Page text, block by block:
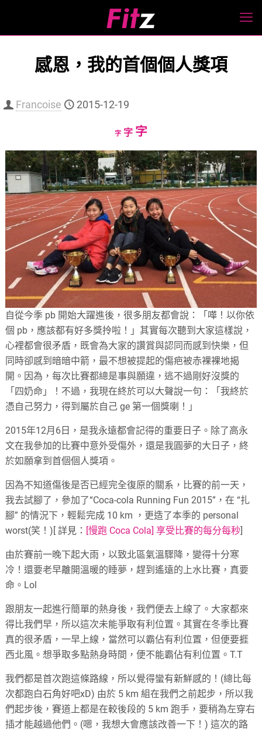
感恩，我的首個個人獎項
Francoise 2015-12-19
字Decrease
size.
字Reset
size.
字Increase
size.
自從今季 pb 開始大躍進後，很多朋友都會說：「嘩！以你依
個 pb，應該都有好多獎拎啦！」其實每次聽到大家這樣說，
心裡都會很矛盾，既會為大家的讚賞與認同而感到快樂，但
同時卻感到暗暗中箭，最不想被提起的傷疤被赤裸裸地揭
開。因為，每次比賽都總是事與願違，逃不過剛好沒獎的
「四奶命」！不過，我現在終於可以大聲說一句：「我終於
憑自己努力，得到屬於自己 ge 第一個獎喇！」
2015年12月6日，是我永遠都會記得的重要日子。除了高永
文在我參加的比賽中意外受傷外，還是我圓夢的大日子，終
於如願拿到首個個人獎項。
因為不知道傷後是否已經完全復原的關系，比賽的前一天，
我去試腳了，參加了“Coca-cola Running Fun 2015”，在 “扎
腳” 的情況下，輕鬆完成 10 km ，更造了本季的 personal
worst(笑！)[ 詳見： [慢跑 Coca Cola] 享受比賽的每分每秒]
由於賽前一晚下起大雨，以致北區氣溫驟降，變得十分寒
冷！還要老早離開溫暖的睡夢，趕到遙遠的上水比賽，真要
命。Lol
跟朋友一起進行簡單的熱身後，我們便去上線了。大家都來
得比我們早，所以這次未能爭取有利位置。其實在冬季比賽
真的很矛盾，一早上線，當然可以霸佔有利位置，但便要捱
西北風。想爭取多點熱身時間，便不能霸佔有利位置。T.T
我們都是首次跑這條路線，所以覺得蠻有新鮮感的！(總比每
次都跑白石角好吧xD) 由於 5 km 組在我們之前起步，所以我
們起步後，賽道上都是在較後段的 5 km 跑手，要稍為左穿右
插才能越過他們。(嗯，我想大會應該改善一下！) 這次的路